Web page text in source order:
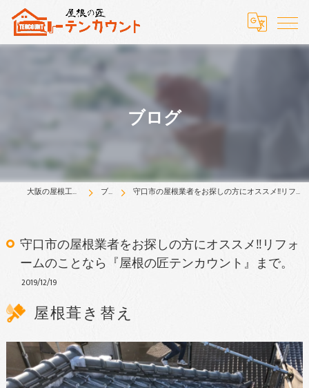
ブログ
大阪の屋根工事はテンカウント ブログ 守口市の屋根業者をお探しの方にオススメ‼︎リフォームのことなら『屋根の匠テンカウント』まで。
守口市の屋根業者をお探しの方にオススメ‼︎リフォ
ームのことなら『屋根の匠テンカウント』まで。
2019/12/19
屋根葺き替え